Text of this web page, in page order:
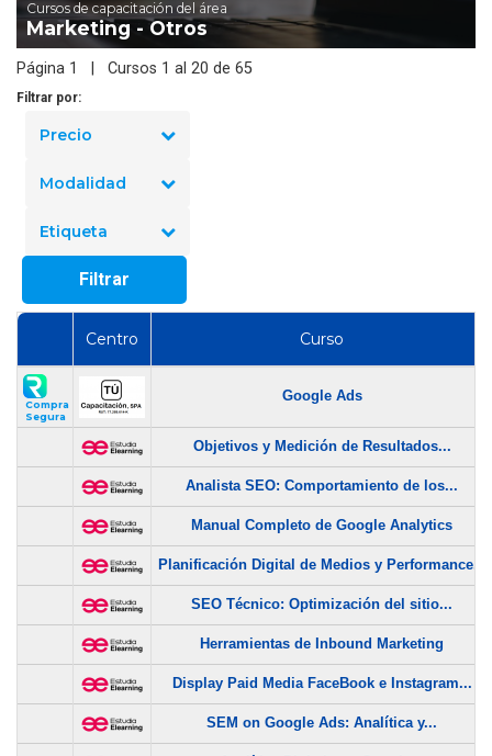
Cursos de capacitación del área
Marketing - Otros
Página 1 | Cursos 1 al 20 de 65
Filtrar por:
Precio
Modalidad
Etiqueta
Filtrar
Centro Curso
Compra
Segura
Google Ads
Objetivos y Medición de Resultados...
Analista SEO: Comportamiento de los...
Manual Completo de Google Analytics
Planificación Digital de Medios y Performance...
SEO Técnico: Optimización del sitio...
Herramientas de Inbound Marketing
Display Paid Media FaceBook e Instagram...
SEM on Google Ads: Analítica y...